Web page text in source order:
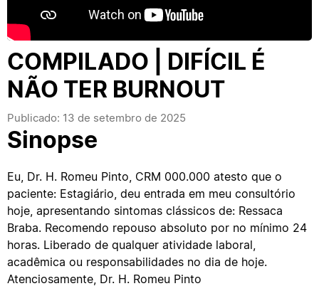
COMPILADO | DIFÍCIL É
NÃO TER BURNOUT
Publicado: 13 de setembro de 2025
Sinopse
Eu, Dr. H. Romeu Pinto, CRM 000.000 atesto que o
paciente: Estagiário, deu entrada em meu consultório
hoje, apresentando sintomas clássicos de: Ressaca
Braba. Recomendo repouso absoluto por no mínimo 24
horas. Liberado de qualquer atividade laboral,
acadêmica ou responsabilidades no dia de hoje.
Atenciosamente, Dr. H. Romeu Pinto